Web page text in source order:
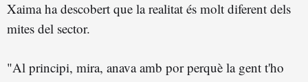
Xaima ha descobert que la realitat és molt diferent dels
mites del sector.
"Al principi, mira, anava amb por perquè la gent t'ho